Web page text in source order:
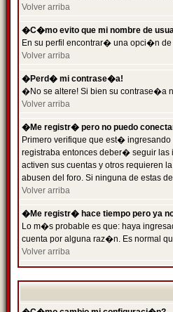
Volver arriba
�C�mo evito que mi nombre de
En su perfil encontrar� una opci�n de
Volver arriba
�Perd� mi contrase�a!
�No se altere! Si bien su contrase�a
Volver arriba
�Me registr� pero no puedo
Primero verifique que est�
registraba entonces deber� seguir las
activen sus cuentas y otros requieren
abusen del foro. Si ninguna de estas
Volver arriba
�Me registr� hace tiempo pero ya
Lo m�s probable es que: haya
cuenta por alguna raz�n. Es normal
Volver arriba